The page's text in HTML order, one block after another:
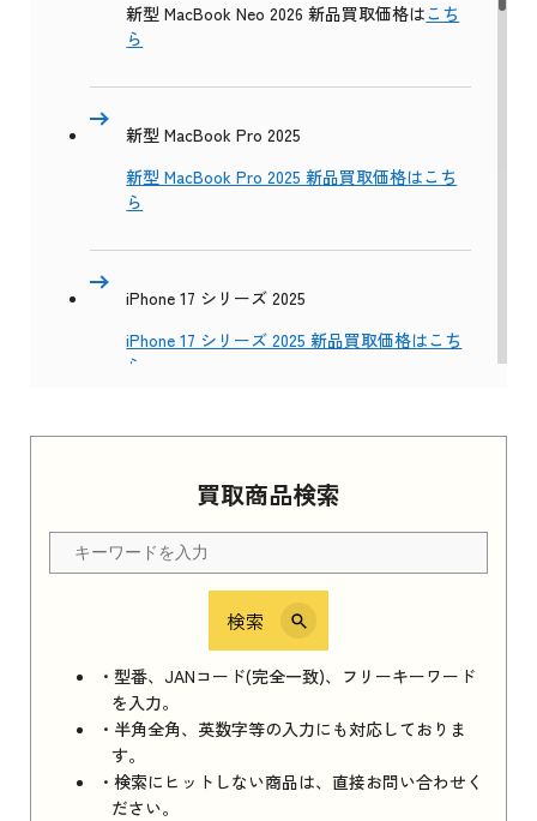
買取商品検索
検索
・型番、JANコード(完全一致)、フリーキーワード
を入力。
・半角全角、英数字等の入力にも対応しておりま
す。
・検索にヒットしない商品は、直接お問い合わせく
ださい。
新型 MacBook Neo 2026 新品買取価格はこち
ら
新型 MacBook Pro 2025
新型 MacBook Pro 2025 新品買取価格はこち
ら
iPhone 17 シリーズ 2025
iPhone 17 シリーズ 2025 新品買取価格はこち
ら
Apple Watch Series 11 2025 新品買取価格はこ
ちら
iPhone 16e シリーズ 2025
iPhone 16e シリーズ 2025 新品買取価格はこち
ら
iPad 11インチ 2025年春モデル